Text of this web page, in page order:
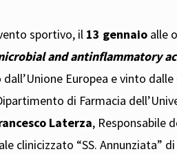
sportivo, il 13 gennaioalle
and antinflammatory
Europea e vinto
di Farmacia
Laterza, Responsabile
clinicizzato “SS.